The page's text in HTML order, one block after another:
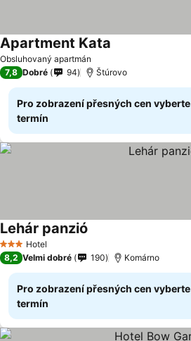
Obsluhovaný apartmán
Apartment Kata
7,8 Dobré 94 Štúrovo
Pro zobrazení přesných cen vyberte
termín
3 Počet hvězdiček
Hotel
Lehár panzió
8,2 Velmi dobré 190 Komárno
Pro zobrazení přesných cen vyberte
termín